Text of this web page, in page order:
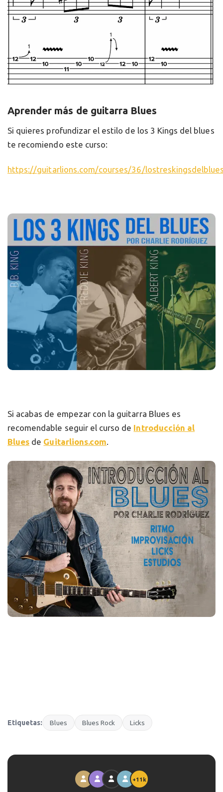
Aprender más de guitarra Blues
Si quieres profundizar el estilo de los 3 Kings del blues
te recomiendo este curso:
https://guitarlions.com/courses/36/
Si acabas de empezar con la guitarra Blues es
recomendable seguir el curso de Introducción al
Blues de Guitarlions.com
Etiquetas: Blues Blues Rock Licks
+11k